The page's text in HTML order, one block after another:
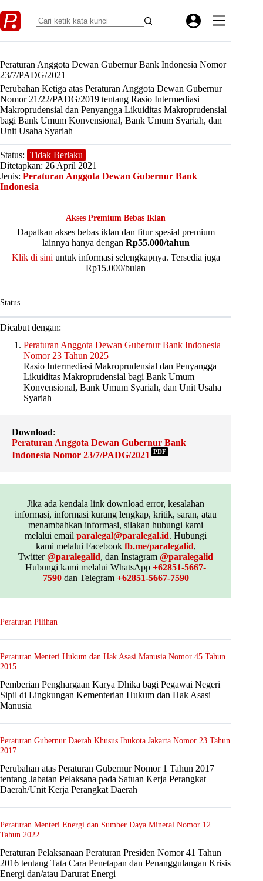
to
content
Peraturan Anggota Dewan Gubernur Bank Indonesia Nomor
23/7/PADG/2021
Perubahan Ketiga atas Peraturan Anggota Dewan Gubernur
Nomor 21/22/PADG/2019 tentang Rasio Intermediasi
Makroprudensial dan Penyangga Likuiditas Makroprudensial
bagi Bank Umum Konvensional, Bank Umum Syariah, dan
Unit Usaha Syariah
Status: Tidak Berlaku
Ditetapkan: 26 April 2021
Jenis: Peraturan Anggota Dewan Gubernur Bank
Indonesia
Akses Premium Bebas Iklan
Dapatkan akses bebas iklan dan fitur spesial premium
lainnya hanya dengan Rp55.000/tahun
Klik di sini untuk informasi selengkapnya. Tersedia juga
Rp15.000/bulan
Status
Dicabut dengan:
Peraturan Anggota Dewan Gubernur Bank Indonesia
Nomor 23 Tahun 2025
Rasio Intermediasi Makroprudensial dan Penyangga
Likuiditas Makroprudensial bagi Bank Umum
Konvensional, Bank Umum Syariah, dan Unit Usaha
Syariah
Download:
Peraturan Anggota Dewan Gubernur Bank
Indonesia Nomor 23/7/PADG/2021
PDF
Jika ada kendala link download error, kesalahan
informasi, informasi kurang lengkap, kritik, saran, atau
menambahkan informasi, silakan hubungi kami
melalui emailparalegal@paralegal.id. Hubungi
kami melalui Facebook fb.me/paralegalid,
Twitter@paralegalid, dan Instagram@paralegalid
Hubungi kami melalui WhatsApp+62851-5667-
7590dan Telegram +62851-5667-7590
Peraturan Pilihan
Peraturan Menteri Hukum dan Hak Asasi Manusia Nomor 45 Tahun
2015
Pemberian Penghargaan Karya Dhika bagi Pegawai Negeri
Sipil di Lingkungan Kementerian Hukum dan Hak Asasi
Manusia
Peraturan Gubernur Daerah Khusus Ibukota Jakarta Nomor 23 Tahun
2017
Perubahan atas Peraturan Gubernur Nomor 1 Tahun 2017
tentang Jabatan Pelaksana pada Satuan Kerja Perangkat
Daerah/Unit Kerja Perangkat Daerah
Peraturan Menteri Energi dan Sumber Daya Mineral Nomor 12
Tahun 2022
Peraturan Pelaksanaan Peraturan Presiden Nomor 41 Tahun
2016 tentang Tata Cara Penetapan dan Penanggulangan Krisis
Energi dan/atau Darurat Energi